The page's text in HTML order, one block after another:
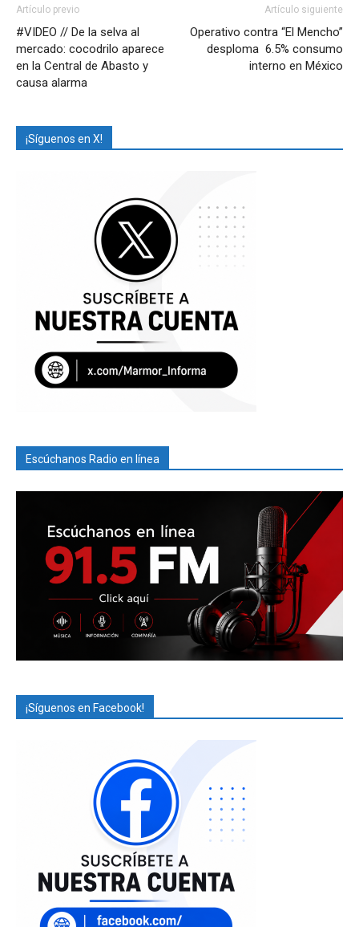
Artículo previo
#VIDEO // De la selva al
mercado: cocodrilo aparece
en la Central de Abasto y
causa alarma
Artículo siguiente
Operativo contra “El Mencho”
desploma 6.5% consumo
interno en México
¡Síguenos en X!
Escúchanos Radio en línea
¡Síguenos en Facebook!